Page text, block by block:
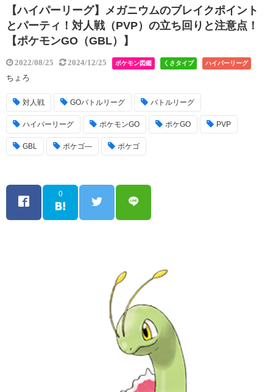
【ハイパーリーグ】メガニウムのブレイクポイント
とパーティ！対人戦（PVP）の立ち回りと注意点！
【ポケモンGO（GBL）】
2022/08/25 2024/12/25 ポケモン図鑑 くさタイプ ハイパーリーグ
ちょろ
対人戦 GOバトルリーグ バトルリーグ
ハイパーリーグ ポケモンGO ポケGO PVP
GBL ポケゴ― ポケゴ
0